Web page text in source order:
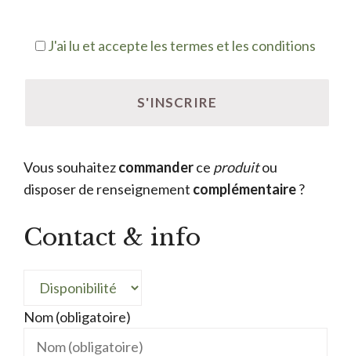
J'ai lu et accepte les termes et les conditions
Vous souhaitezcommanderce produitou
disposer de renseignement complémentaire?
Contact & info
Nom (obligatoire)